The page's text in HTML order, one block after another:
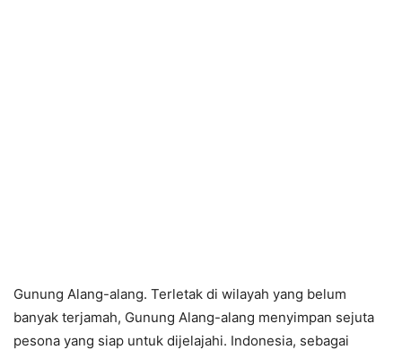
Gunung Alang-alang. Terletak di wilayah yang belum
banyak terjamah, Gunung Alang-alang menyimpan sejuta
pesona yang siap untuk dijelajahi. Indonesia, sebagai